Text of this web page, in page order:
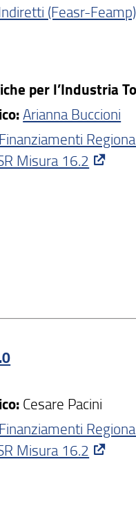
(Feasr-
per l’Industria
Arianna Buccioni
Misura 16.2
Cesare Pacini
Misura 16.2